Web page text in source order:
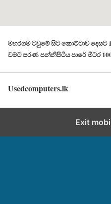
මහරගම ටවුමේ සිට කොට්ටාව
වමට පරණ පන්නිපිටිය පාරේ මීටර
Usedcomputers.lk
Exit